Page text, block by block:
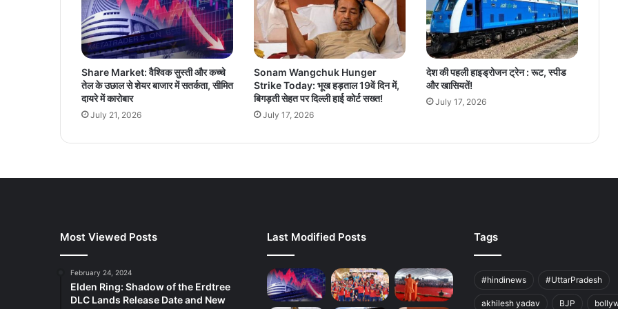
Share Market: वैश्विक सुस्ती और कच्चे
तेल के उछाल से शेयर बाजार में सतर्कता, सीमित
दायरे में कारोबार
July 21, 2026
Sonam Wangchuk Hunger
Strike Today: भूख हड़ताल 19वें दिन में,
बिगड़ती सेहत पर दिल्ली हाई कोर्ट सख्त!
July 17, 2026
देश की पहली हाइड्रोजन ट्रेन : रूट, स्पीड
और खासियतें!
July 17, 2026
Most Viewed Posts
February 24, 2024
Elden Ring: Shadow of the Erdtree
DLC Lands Release Date and New
Last Modified Posts Tags
#hindinews #UttarPradesh
akhilesh yadav BJP